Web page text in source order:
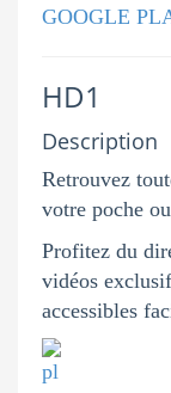
GOOGLE
HD1
Description
Retrouvez
votre poche
Profitez du
vidéos
accessibles